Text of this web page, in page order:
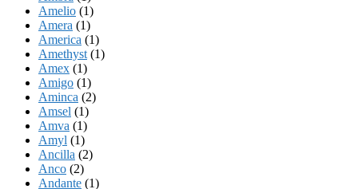
Amelio (1)
Amera (1)
America (1)
Amethyst (1)
Amex (1)
Amigo (1)
Aminca (2)
Amsel (1)
Amva (1)
Amyl (1)
Ancilla (2)
Anco (2)
Andante (1)